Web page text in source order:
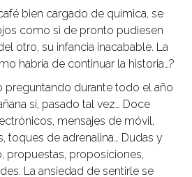
bien cargado de química, se
como si de pronto pudiesen
otro, su infancia inacabable. La
habría de continuar la historia…?
preguntando durante todo el año
sí, pasado tal vez… Doce
mensajes de móvil,
toques de adrenalina… Dudas y
propuestas, proposiciones,
La ansiedad de sentirle se